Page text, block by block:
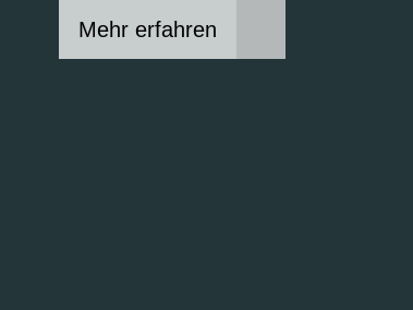
Mehr erfahren